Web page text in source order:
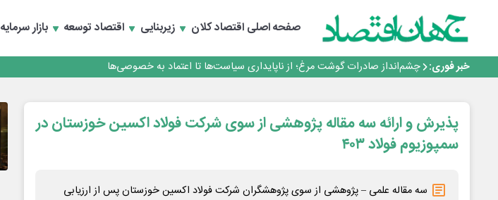
صفحه اصلیاقتصاد کلان زیربنایی اقتصاد توسعه بازار سرمایه
خبر فوری:
عبور فکور صنعت از مرز ۵۳ همت درآمد
رییس‌کل بیمه مرکزی: برای حقوق مردم خط قرمز ندارم
چشم‌انداز صادرات گوشت مرغ؛ از ناپایداری سیاست‌ها تا اعتماد به خصوصی‌ها
طلسم خانه‌سازی چینی‌ها در ایران شکسته می‌شود؟
عبور فکور صنعت از مرز ۵۳ همت درآمد
رییس‌کل بیمه مرکزی: برای حقوق مردم خط قرمز ندارم
پذیرش و ارائه سه مقاله پژوهشی از سوی شرکت فولاد اکسین خوزستان در
سمپوزیوم فولاد ۴۰۳
سه مقاله علمی – پژوهشی از سوی پژوهشگران شرکت فولاد اکسین خوزستان پس از ارزیابی